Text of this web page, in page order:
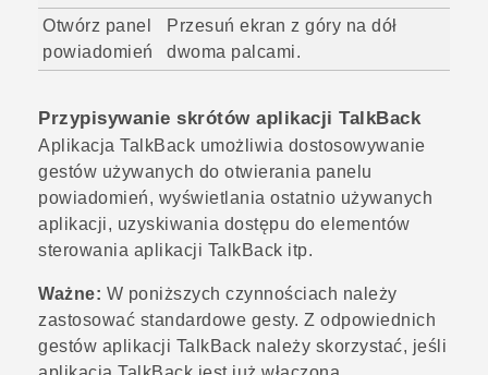
Otwórz panel
powiadomień
Przesuń ekran z góry na dół
dwoma palcami.
Przypisywanie skrótów aplikacji TalkBack
Aplikacja TalkBack umożliwia dostosowywanie
gestów używanych do otwierania panelu
powiadomień, wyświetlania ostatnio używanych
aplikacji, uzyskiwania dostępu do elementów
sterowania aplikacji TalkBack itp.
Ważne: W poniższych czynnościach należy
zastosować standardowe gesty. Z odpowiednich
gestów aplikacji TalkBack należy skorzystać, jeśli